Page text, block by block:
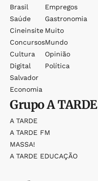
Brasil
Saúde
Cineinsite
Concursos
Cultura
Digital
Salvador
Economia
Empregos
Gastronomia
Muito
Mundo
Opinião
Política
GrupoA TARDE
A TARDE
A TARDE FM
MASSA!
A TARDE EDUCAÇÃO